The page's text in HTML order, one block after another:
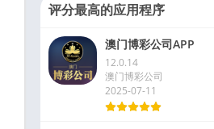
教育游戏
角色扮演
文字游戏
评分最高的应用程序
澳门博彩公司APP
12.0.14
澳门博彩公司
2025-07-11